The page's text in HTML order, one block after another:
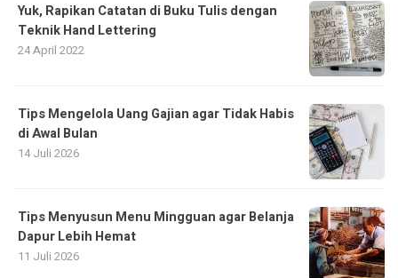
Yuk, Rapikan Catatan di Buku Tulis dengan
Teknik Hand Lettering
24 April 2022
Tips Mengelola Uang Gajian agar Tidak Habis
di Awal Bulan
14 Juli 2026
Tips Menyusun Menu Mingguan agar Belanja
Dapur Lebih Hemat
11 Juli 2026